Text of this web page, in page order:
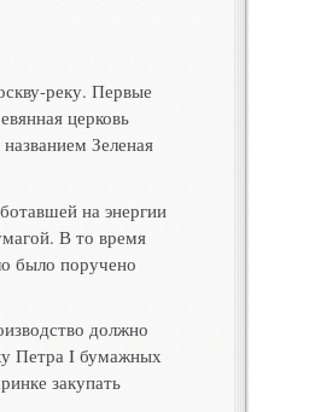
реку. Первые
церковь
Зеленая
на энергии
В то время
было поручено
должно
Петра I бумажных
закупать